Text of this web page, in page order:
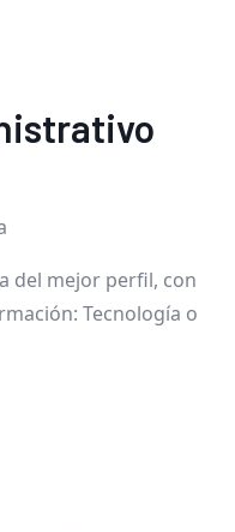
del mejor perfil, con
Tecnología o